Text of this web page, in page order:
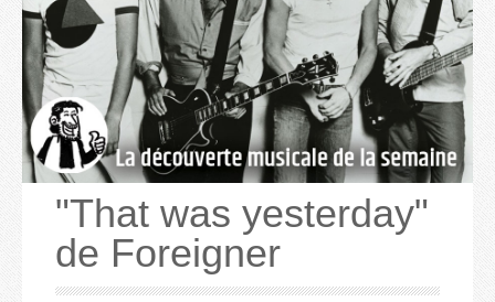
"That was yesterday"
de Foreigner